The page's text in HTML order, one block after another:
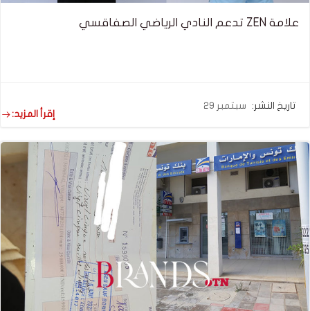
علامة ZEN تدعم النادي الرياضي الصفاقسي
تاريخ النشر:
سبتمبر 29
إقرأ المزيد: